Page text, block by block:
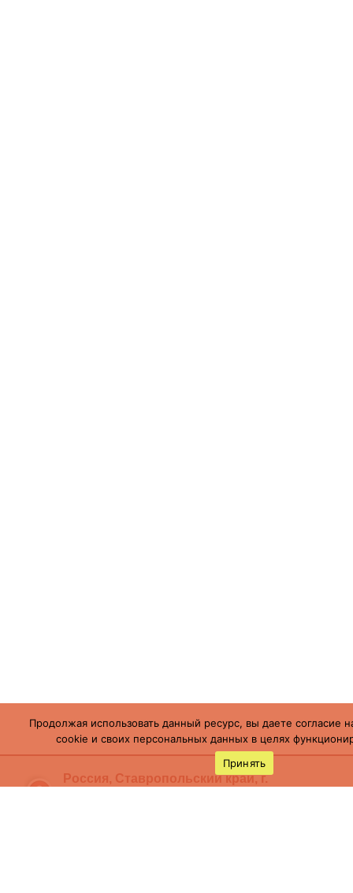
Россия, Ставропольский край, г.
Продолжая использовать данный ресурс, вы даете согласие
cookie и своих персональных данных в целях
Принять